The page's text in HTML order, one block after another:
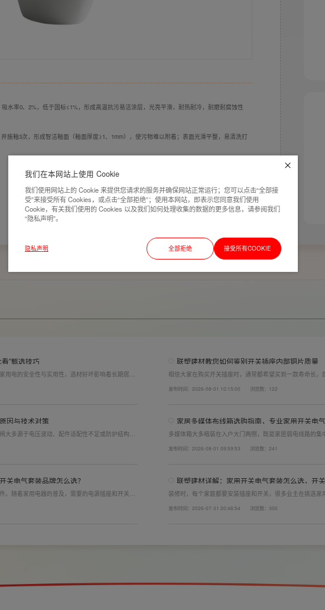
水率0、2%，低于国标≤1%，形成高温抗污易洁涂层，光亮平滑，耐热耐冷，耐磨耐腐蚀性
施釉3次，形成智洁釉面（釉面厚度≥1、1mm），使污物难以附着；表面光滑平整，易清洗打
”甄选技巧
用电的安全性与实用性，选材好坏影响着长期居住
座产品。
联塑建材教您如何鉴别开关插座内部铜片质量
相信大家在购买开关插座时，通常都希望买到一款寿命长
了插座距离的大小，插孔间距越宽二三插同时插入越方便)。
发布时间：2026-08-01 10:15:00 浏览数：122
因与技术对策
大多源于电压波动、配件适配性不足或防护结构设
等场景，减少无故跳闸、误跳闸等故障问题。
家居多媒体布线箱选购指南，专业家用开关电
多媒体箱大多暗装在入户大门两侧，既是家居弱电线路的
选择综合实力过硬的家用开关电气套装厂家，可以同时搞定
发布时间：2026-08-01 09:59:53 浏览数：241
关电气套装品牌怎么选？
。随着家用电器的普及，需要的电源插座和开关也
会给今后的日常生活带来诸多不便，甚至留下安
联塑建材详解：家用开关电气套装怎么选，开
装修时，每个家庭都要安装插座和开关，很多业主在挑选
产品+规范安装双重达标。
发布时间：2026-07-31 20:46:54 浏览数：300
我们在本网站上使用 Cookie
我们使用网站上的 Cookie 来提供您请求的服务并确保网站正常运行；您可以点击“全部接
受”来接受所有 Cookies，或点击“全部拒绝”；使用本网站，即表示您同意我们使用
Cookie，有关我们使用的 Cookies 以及我们如何处理收集的数据的更多信息，请参阅我们
“隐私声明”。
隐私声明 全部拒绝 接受所有COOKIE